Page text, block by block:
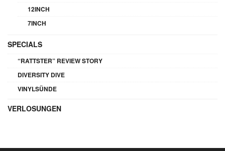
12INCH
7INCH
SPECIALS
“RATTSTER” REVIEW STORY
DIVERSITY DIVE
VINYLSÜNDE
VERLOSUNGEN